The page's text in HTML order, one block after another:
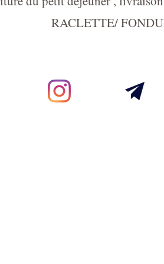
RACLETTE/